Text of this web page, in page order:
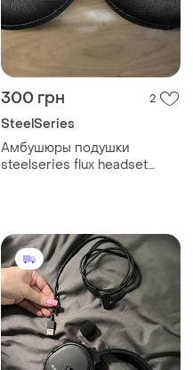
300 грн 2
SteelSeries
Амбушюры подушки
steelseries flux headset